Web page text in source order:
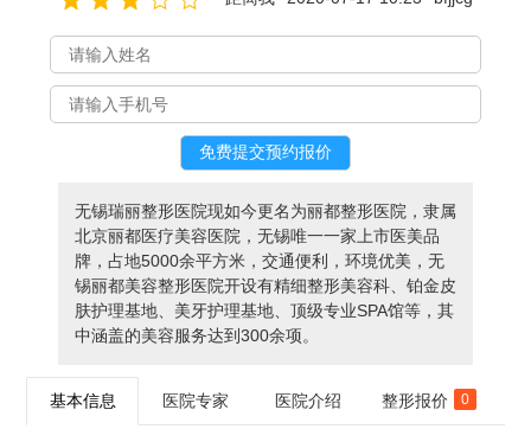
无锡瑞丽整形医院现如今更名为丽都整形医院，隶属
北京丽都医疗美容医院，无锡唯一一家上市医美品
牌，占地5000余平方米，交通便利，环境优美，无
锡丽都美容整形医院开设有精细整形美容科、铂金皮
肤护理基地、美牙护理基地、顶级专业SPA馆等，其
中涵盖的美容服务达到300余项。
基本信息 医院专家 医院介绍 整形报价 0